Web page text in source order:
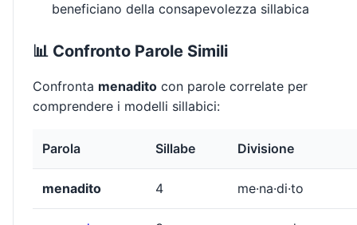
beneficiano della consapevolezza sillabica
📊 Confronto Parole Simili
Confronta menadito con parole correlate per
comprendere i modelli sillabici:
Parola Sillabe Divisione
menadito 4 me·na·di·to